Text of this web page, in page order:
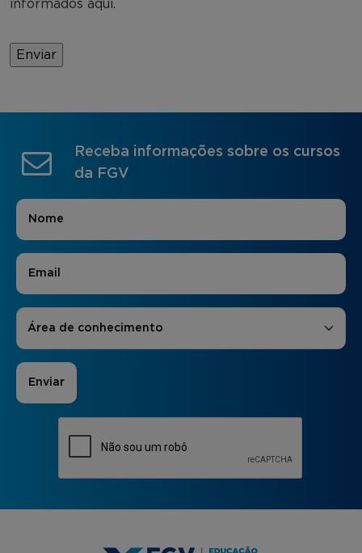
informados aqui.
Receba informações sobre os cursos
da FGV
Nome
E-mail
Áreas de Interesse
Área de conhecimento